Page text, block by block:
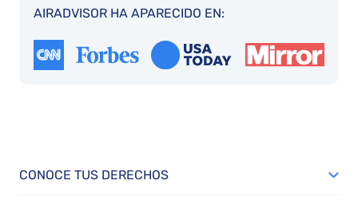
AIRADVISOR HA APARECIDO EN:
CONOCE TUS DERECHOS